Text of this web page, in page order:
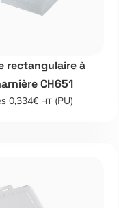
rectangulaire à
CH651
0,334€ HT(PU)